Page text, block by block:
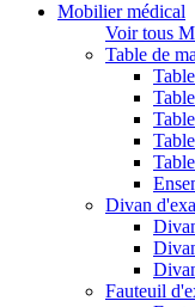
Mobilier médical
Voir tous
Table de
Divan
Fauteuil